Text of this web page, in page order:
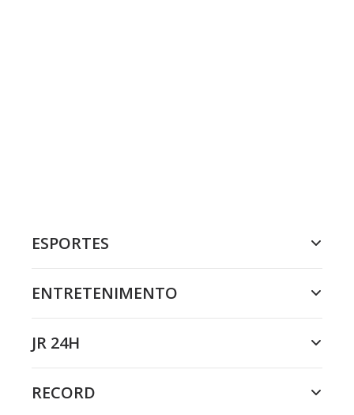
ESPORTES
ENTRETENIMENTO
JR 24H
RECORD